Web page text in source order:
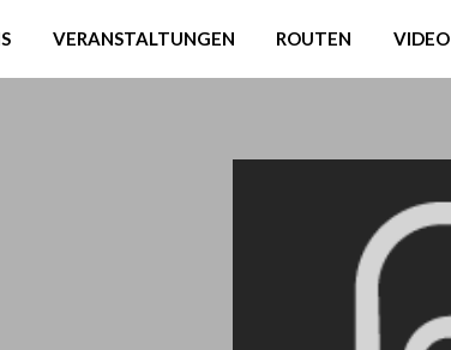
VERANSTALTUNGEN ROUTEN VIDEO